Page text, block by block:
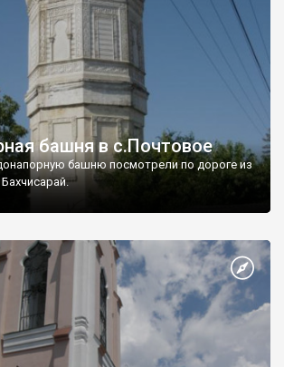
башня в с.Почтовое
башню посмотрели по дороге из